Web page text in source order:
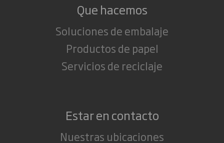
Que hacemos
Soluciones de embalaje
Productos de papel
Servicios de reciclaje
Estar en contacto
Nuestras ubicaciones